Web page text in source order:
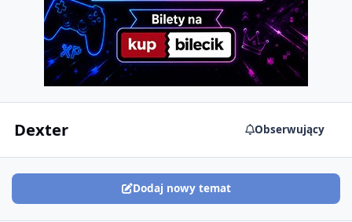
Dexter Obserwujący
Dodaj nowy temat